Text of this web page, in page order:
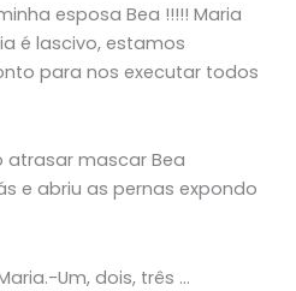
esposa Bea !!!!! Maria
é lascivo, estamos
para nos executar todos
atrasar mascar Bea
e abriu as pernas expondo
Um, dois, três …